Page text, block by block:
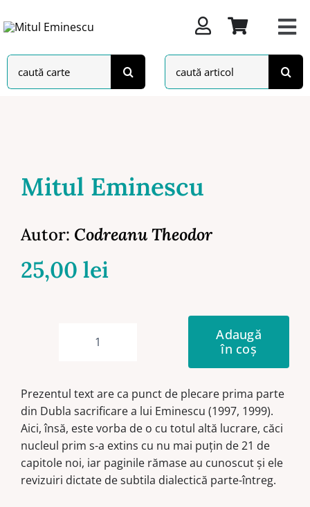
to
Search
for:
Search
for:
Mitul Eminescu
Autor: Codreanu Theodor
25,00 lei
Cantitate
Adaugă
în coș
Prezentul text are ca punct de plecare prima parte
din Dubla sacrificare a lui Eminescu (1997, 1999).
Aici, însă, este vorba de o cu totul altă lucrare, căci
nucleul prim s-a extins cu nu mai puţin de 21 de
capitole noi, iar paginile rămase au cunoscut şi ele
revizuiri dictate de subtila dialectică parte-întreg.